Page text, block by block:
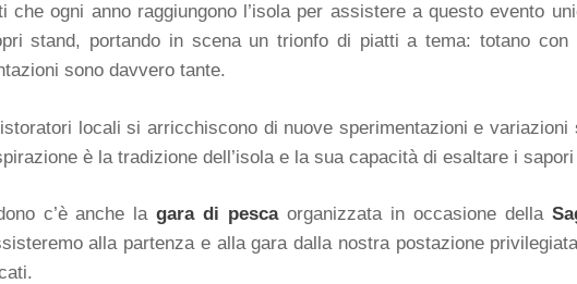
che ogni anno raggiungono l’isola per assistere a questo evento
stand, portando in scena un trionfo di piatti a tema: totano
sono davvero tante.
locali si arricchiscono di nuove sperimentazioni e
è la tradizione dell’isola e la sua capacità di esaltare i
c’è anche lagara di pescaorganizzata in occasione della
alla partenza e alla gara dalla nostra postazione